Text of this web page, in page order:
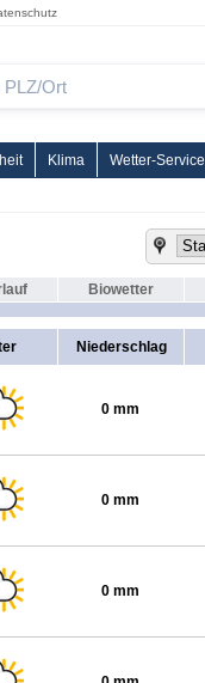
Klima Wetter-Service
Biowetter
Niederschlag
0 mm
0 mm
0 mm